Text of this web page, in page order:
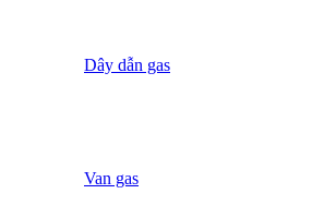
Dây dẫn gas
Van gas